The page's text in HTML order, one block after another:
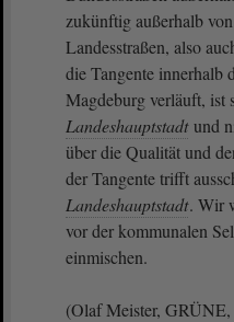
zukünftig außerhalb
Landesstraßen, also
die Tangente innerhalb
Magdeburg verläuft, ist
Landeshauptstadt und
über die Qualität und
der Tangente trifft
Landeshauptstadt. Wir
vor der kommunalen
einmischen.
(Olaf Meister,